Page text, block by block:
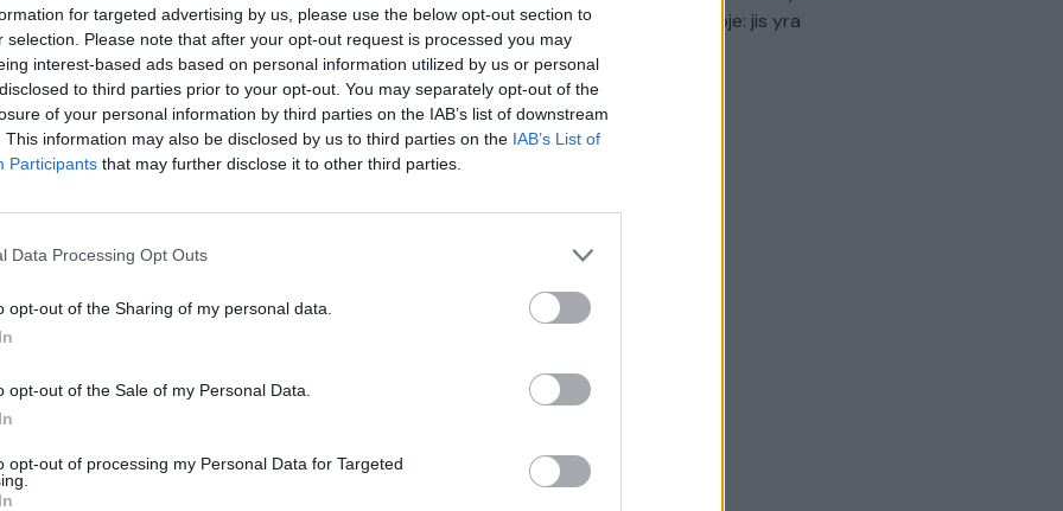
for targeted advertising by us, please use the below opt-out section to
selection. Please note that after your opt-out request is processed you may
interest-based ads based on personal information utilized by us or personal
to third parties prior to your opt-out. You may separately opt-out of the
of your personal information by third parties on the IAB’s list of downstream
This information may also be disclosed by us to third parties on the IAB’s List of
Participants that may further disclose it to other third parties.
Data Processing Opt Outs
opt-out of the Sharing of my personal data.
opt-out of the Sale of my Personal Data.
opt-out of processing my Personal Data for Targeted
vynuogės Video tik Lrytas.TV
Visi įrašai
–
Liūdna vyresnio amžiaus dirbančiųjų
užgaulūs įvardžiai
Nyderlanduose apgynė čempionų vardą
įsitvirtinti Ukrainos politikoje: jis yra
neteisus
Laidos | Nauja diena